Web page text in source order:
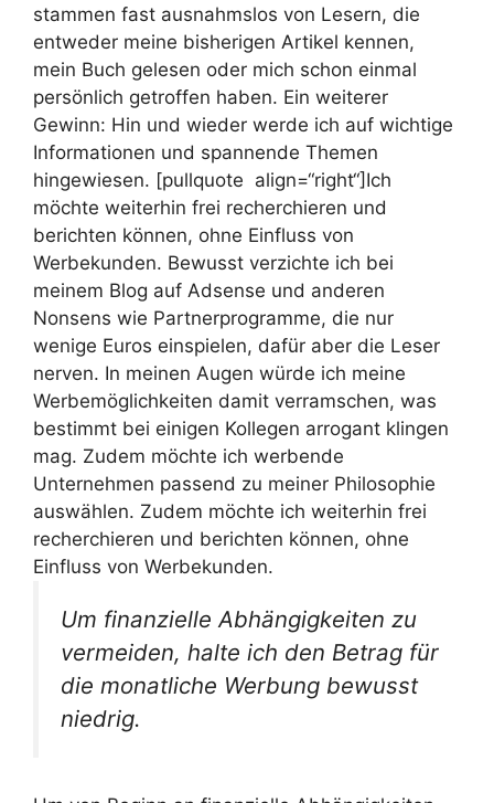
stammen fast ausnahmslos von Lesern, die
entweder meine bisherigen Artikel kennen,
mein Buch gelesen oder mich schon einmal
persönlich getroffen haben. Ein weiterer
Gewinn: Hin und wieder werde ich auf wichtige
Informationen und spannende Themen
hingewiesen. [pullquote align=“right“]Ich
möchte weiterhin frei recherchieren und
berichten können, ohne Einfluss von
Werbekunden. Bewusst verzichte ich bei
meinem Blog auf Adsense und anderen
Nonsens wie Partnerprogramme, die nur
wenige Euros einspielen, dafür aber die Leser
nerven. In meinen Augen würde ich meine
Werbemöglichkeiten damit verramschen, was
bestimmt bei einigen Kollegen arrogant klingen
mag. Zudem möchte ich werbende
Unternehmen passend zu meiner Philosophie
auswählen. Zudem möchte ich weiterhin frei
recherchieren und berichten können, ohne
Einfluss von Werbekunden.
Um finanzielle Abhängigkeiten zu
vermeiden, halte ich den Betrag für
die monatliche Werbung bewusst
niedrig.